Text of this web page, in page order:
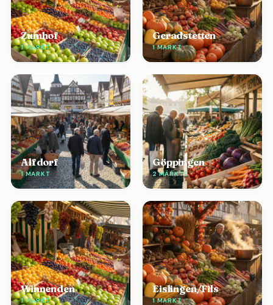
Zumhof
1 MARKT
Geradstetten
1 MARKT
Alfdorf
1 MARKT
Göppingen
2 MÄRKTE
Winnenden
1 MARKT
Eislingen/Fils
1 MARKT